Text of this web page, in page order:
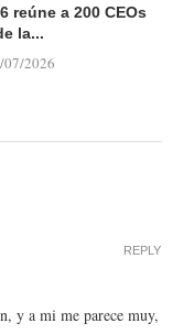
reúne a 200 CEOs
la...
07/2026
y a mi me parece muy,
REPLY